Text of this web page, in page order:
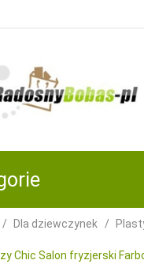
Dla dziewczynek
Chic Salon fryzjerski